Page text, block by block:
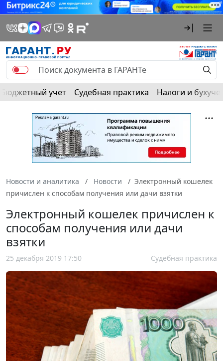
Бюджетный учет Судебная практика Налоги и
Новости и аналитика Новости
Электронный кошелек
причислен к способам получения или дачи взятки
Электронный кошелек причислен к
способам получения или дачи
взятки
25 декабря 2019 17:50 Судебная практика